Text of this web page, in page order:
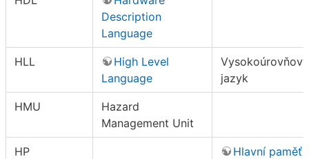
Description
Language
HLL
High Level
Language
Vysokoúrovňový
jazyk
HMU
Hazard
Management Unit
HP Hlavní paměť